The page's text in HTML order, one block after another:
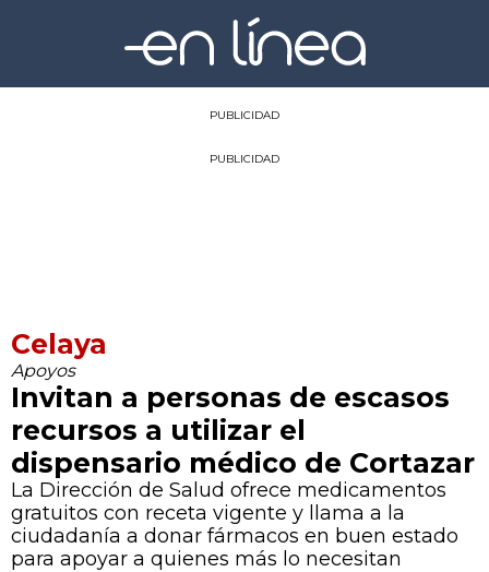
PUBLICIDAD
PUBLICIDAD
Celaya
Apoyos
Invitan a personas de escasos
recursos a utilizar el
dispensario médico de Cortazar
La Dirección de Salud ofrece medicamentos
gratuitos con receta vigente y llama a la
ciudadanía a donar fármacos en buen estado
para apoyar a quienes más lo necesitan